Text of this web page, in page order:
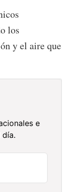
los
y el aire que
e
día.